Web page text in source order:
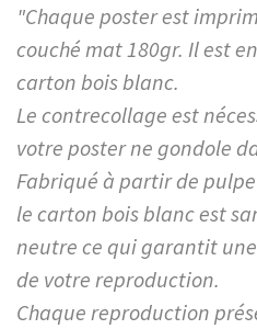
"Chaque poster est
couché mat 180gr. Il est
carton bois blanc.
Le contrecollage est
votre poster ne gondole
Fabriqué à partir de
le carton bois blanc est
neutre ce qui garantit
de votre reproduction.
Chaque reproduction